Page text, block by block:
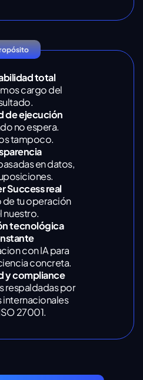
total
cargo del
de ejecución
no espera.
tampoco.
en datos,
Success real
de tu operación
nuestro.
tecnológica
con IA para
concreta.
y compliance
respaldadas por
internacionales
27001.